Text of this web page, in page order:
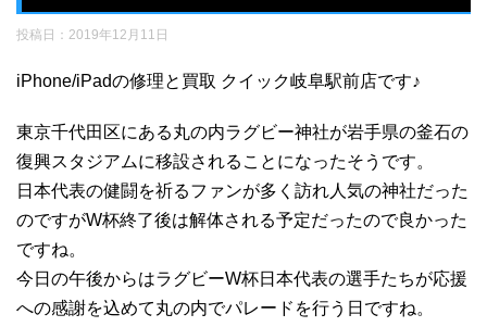
投稿日： 2019年12月11日
iPhone/iPadの修理と買取 クイック岐阜駅前店です♪
東京千代田区にある丸の内ラグビー神社が岩手県の釜石の
復興スタジアムに移設されることになったそうです。
日本代表の健闘を祈るファンが多く訪れ人気の神社だった
のですがW杯終了後は解体される予定だったので良かった
ですね。
今日の午後からはラグビーW杯日本代表の選手たちが応援
への感謝を込めて丸の内でパレードを行う日ですね。